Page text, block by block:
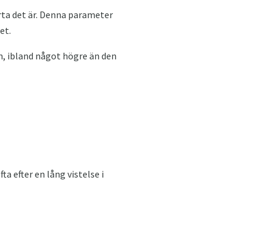
det är. Denna parameter
ibland något högre än den
efter en lång vistelse i